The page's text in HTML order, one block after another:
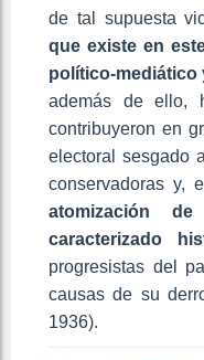
de tal supuesta
que existe en
político-mediático
además de ello,
contribuyeron en
electoral sesgado
conservadoras y,
atomización
caracterizado
progresistas del
causas de su
1936).